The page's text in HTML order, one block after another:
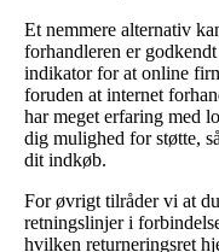
Et nemmere alternativ
forhandleren er
indikator for at online
foruden at internet
har meget erfaring med
dig mulighed for støtte,
dit indkøb.
For øvrigt tilråder vi at
retningslinjer i
hvilken returneringsret